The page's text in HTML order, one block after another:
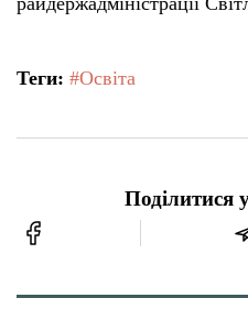
Теги: #Освіта
Поділитися